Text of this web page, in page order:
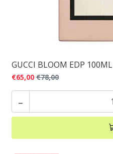
GUCCI BLOOM EDP 100ML
€65,00 €78,00
-